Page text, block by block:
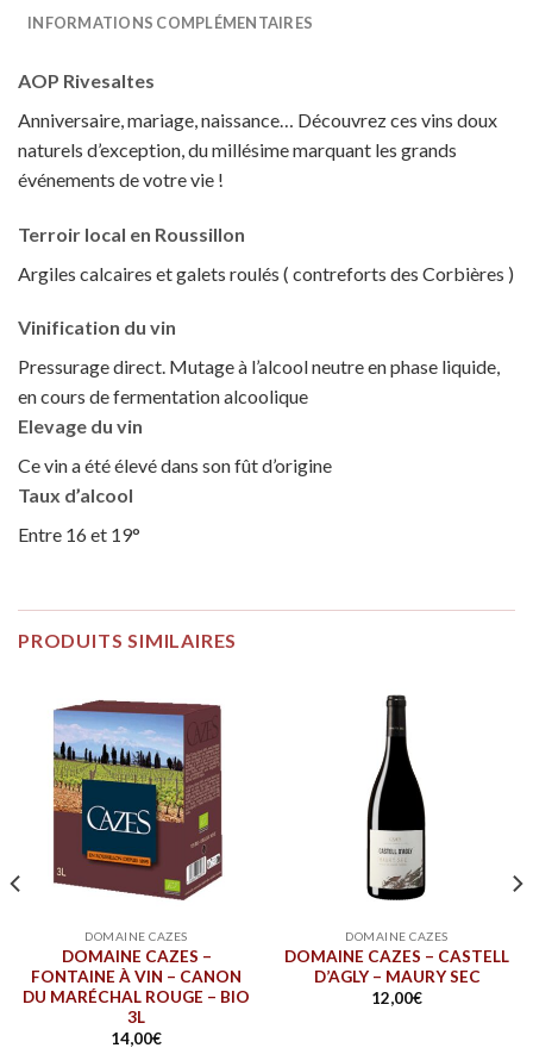
INFORMATIONS COMPLÉMENTAIRES
AOP Rivesaltes
Anniversaire, mariage, naissance… Découvrez ces vins doux
naturels d’exception, du millésime marquant les grands
événements de votre vie !
Terroir local en Roussillon
Argiles calcaires et galets roulés ( contreforts des Corbières )
Vinification du vin
Pressurage direct. Mutage à l’alcool neutre en phase liquide,
en cours de fermentation alcoolique
Elevage du vin
Ce vin a été élevé dans son fût d’origine
Taux d’alcool
Entre 16 et 19°
PRODUITS SIMILAIRES
DOMAINE CAZES
DOMAINE CAZES –
FONTAINE À VIN – CANON
DU MARÉCHAL ROUGE – BIO
3L
14,00€
DOMAINE CAZES
DOMAINE CAZES – CASTELL
D’AGLY – MAURY SEC
12,00€